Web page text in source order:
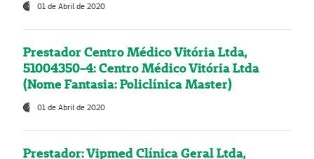
01 de Abril de 2020
Prestador Centro Médico Vitória Ltda,
51004350-4: Centro Médico Vitória Ltda
(Nome Fantasia: Policlínica Master)
01 de Abril de 2020
Prestador: Vipmed Clínica Geral Ltda,